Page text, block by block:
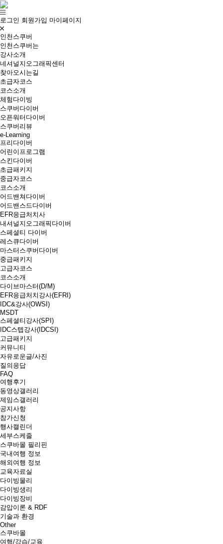
로그인 회원가입 마이페이지
인천스쿠버
인천스쿠버는
강사소개
네셔널지오그래픽센터
찾아오시는길
초급자코스
코스소개
체험다이빙
스쿠버다이버
오픈워터다이버
스쿠버리뷰
e-Learning
프리다이버
어린이프로그램
스킨다이버
초급패키지
중급자코스
코스소개
어드밴쳐다이버
어드밴스드다이버
EFR응급처치사
내셔널지오그래픽다이버
스페셜티 다이버
레스큐다이버
마스터스쿠버다이버
중급패키지
고급자코스
코스소개
다이브마스터(D/M)
EFR응급처치강사(EFRI)
IDC&강사(OWSI)
MSDT
스페셜티강사(SPI)
IDC스텝강사(IDCSI)
고급패키지
커뮤니티
자유로운글/사진
질의응답
FAQ
여행후기
동영상갤러리
제임스갤러리
공지사항
참가신청
행사캘린더
세부스케줄
스쿠바몰 필리핀
국내여행 정보
해외여행 정보
교육자료실
다이빙물리
다이빙생리
다이빙장비
감압이론 & RDF
기술과 환경
Other
스쿠바몰
여행/강습/교육